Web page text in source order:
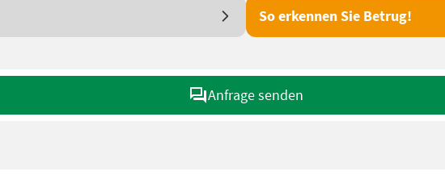
So erkennen Sie Betrug!
Anfrage senden